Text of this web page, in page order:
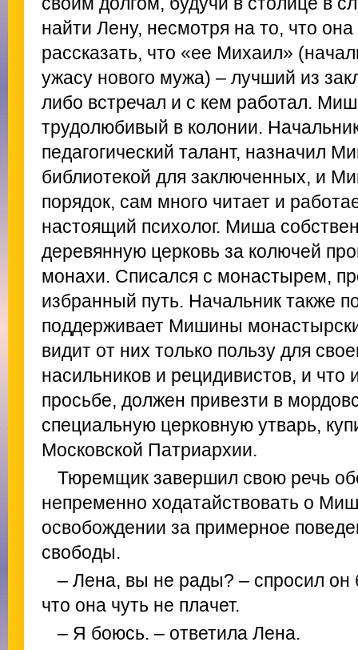
найти Лену, несмотря на то, что
рассказать, что «ее Михаил»
ужасу нового мужа) – лучший из
либо встречал и с кем работал.
трудолюбивый в колонии.
педагогический талант, назначил
библиотекой для заключенных, и
порядок, сам много читает и
настоящий психолог. Миша
деревянную церковь за колючей
монахи. Списался с монастырем,
избранный путь. Начальник также
поддерживает Мишины
видит от них только пользу для
насильников и рецидивистов, и
просьбе, должен привезти в
специальную церковную утварь,
Московской Патриархии.
Тюремщик завершил свою речь
непременно ходатайствовать о
освобождении за примерное
свободы.
– Лена, вы не рады? – спросил
что она чуть не плачет.
– Я боюсь. – ответила Лена.